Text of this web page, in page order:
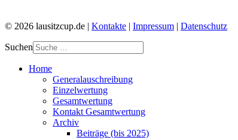
© 2026 lausitzcup.de | Kontakte | Impressum | Datenschutz
Suchen
Home
Generalauschreibung
Einzelwertung
Gesamtwertung
Kontakt Gesamtwertung
Archiv
Beiträge (bis 2025)